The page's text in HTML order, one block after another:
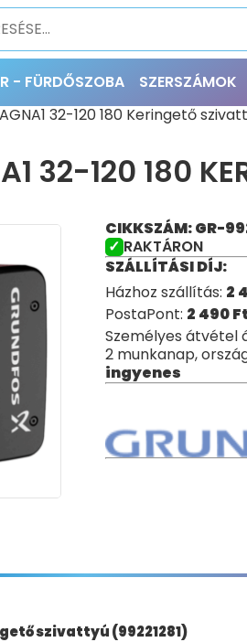
- FÜRDŐSZOBA SZERSZÁMOK
32-120 180 Keringető
32-120 180
CIKKSZÁM: GR-
RAKTÁRON
SZÁLLÍTÁSI DÍJ:
Házhoz szállítás: 2
PostaPont: 2 490Ft
Személyes átvétel
2 munkanap,
ingyenes
szivattyú (99221281)